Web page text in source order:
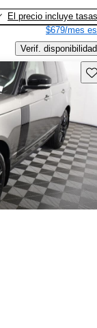
El precio incluye tasas
$679/mes
Verif. disponibilidad